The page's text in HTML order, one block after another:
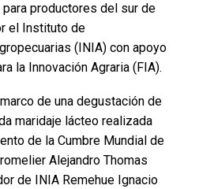
productores del sur de
el Instituto de
(INIA) con apoyo
la Innovación Agraria (FIA).
de una degustación de
maridaje lácteo realizada
de la Cumbre Mundial de
Alejandro Thomas
de INIA Remehue Ignacio